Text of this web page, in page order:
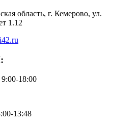
область, г. Кемерово, ул.
1.12
18:00
13:48